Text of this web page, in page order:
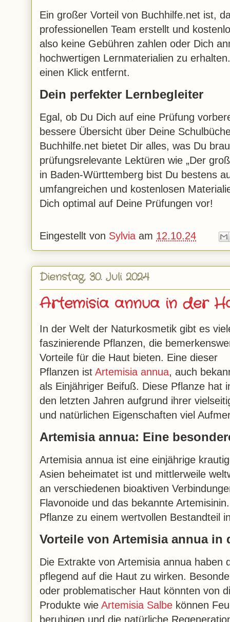
Ein großer Vorteil von Buchhilfe.net ist,
professionellen Team erstellt und
also keine Gebühren zahlen oder Dich
hochwertigen Lernmaterialien zu
einen Klick entfernt.
Dein perfekter Lernbegleiter
Egal, ob Du Dich auf eine Prüfung
bessere Übersicht über Deine
Buchhilfe.net bietet Dir alles, was Du
prüfungsrelevante Lektüren wie „Der
in Baden-Württemberg bist Du bestens
umfangreichen und kostenlosen
Dich optimal auf Deine Prüfungen vor!
Eingestellt von Sylvia am 12.10.24
Dienstag, 30. Juli 2024
Artemisia annua in der
In der Welt der Naturkosmetik gibt es
faszinierende Pflanzen, die
Vorteile für die Haut bieten. Eine dieser
Pflanzen ist Artemisia annua, auch
als Einjähriger Beifuß. Diese Pflanze hat
den letzten Jahren aufgrund ihrer
und natürlichen Eigenschaften viel
Artemisia annua: Eine
Artemisia annua ist eine einjährige
Asien beheimatet ist und mittlerweile
an verschiedenen bioaktiven
Flavonoide und das bekannte
Pflanze zu einem wertvollen Bestandteil
Vorteile von Artemisia annua in
Die Extrakte von Artemisia annua haben
pflegend auf die Haut zu wirken.
oder problematischer Haut könnten von
Produkte wie Artemisia Salbe können
beruhigen und die natürliche